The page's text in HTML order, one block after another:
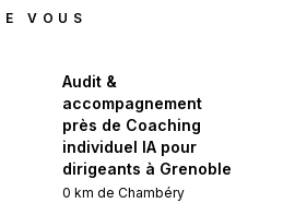
VOUS
Audit &
accompagnement
près de Coaching
individuel IA pour
dirigeants à Grenoble
0 km de Chambéry